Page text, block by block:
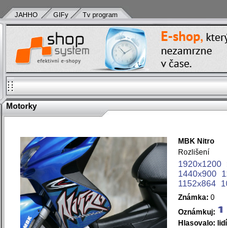
JAHHO GIFy Tv program
Motorky
MBK Nitro
Rozlišení
1920x1200
1440x900
1152x864
Známka: 0
Oznámkuj:
Hlasovalo: lidí